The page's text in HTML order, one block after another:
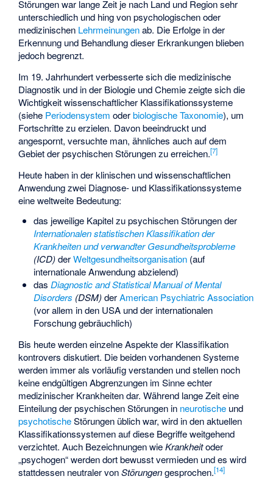
Störungen war lange Zeit je nach Land und Region sehr
unterschiedlich und hing von psychologischen oder
medizinischen Lehrmeinungenab. Die Erfolge in der
Erkennung und Behandlung dieser Erkrankungen blieben
jedoch begrenzt.
Im 19. Jahrhundert verbesserte sich die medizinische
Diagnostik und in der Biologie und Chemie zeigte sich die
Wichtigkeit wissenschaftlicher Klassifikationssysteme
(siehe Periodensystem oderbiologische Taxonomie), um
Fortschritte zu erzielen. Davon beeindruckt und
angespornt, versuchte man, ähnliches auch auf dem
Gebiet der psychischen Störungen zu erreichen.[7]
Heute haben in der klinischen und wissenschaftlichen
Anwendung zwei Diagnose- und Klassifikationssysteme
eine weltweite Bedeutung:
das jeweilige Kapitel zu psychischen Störungen der
Internationalen statistischen Klassifikation der
Krankheiten und verwandter Gesundheitsprobleme
(ICD)derWeltgesundheitsorganisation(auf
internationale Anwendung abzielend)
das Diagnostic and Statistical Manual of Mental
Disorders (DSM)derAmerican Psychiatric Association
(vor allem in den USA und der internationalen
Forschung gebräuchlich)
Bis heute werden einzelne Aspekte der Klassifikation
kontrovers diskutiert. Die beiden vorhandenen Systeme
werden immer als vorläufig verstanden und stellen noch
keine endgültigen Abgrenzungen im Sinne echter
medizinischer Krankheiten dar. Während lange Zeit eine
Einteilung der psychischen Störungen in neurotische und
psychotischeStörungen üblich war, wird in den aktuellen
Klassifikationssystemen auf diese Begriffe weitgehend
verzichtet. Auch Bezeichnungen wieKrankheitoder
„psychogen“ werden dort bewusst vermieden und es wird
stattdessen neutraler vonStörungengesprochen.[14]